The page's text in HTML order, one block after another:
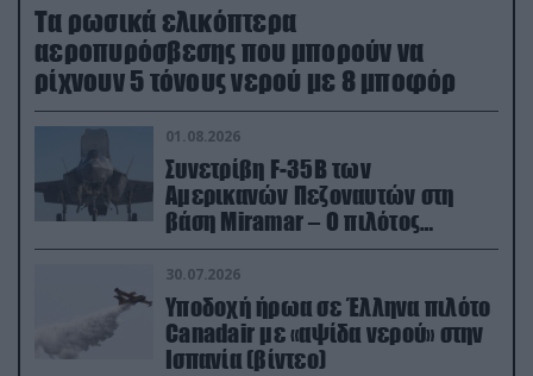
Τα ρωσικά ελικόπτερα
αεροπυρόσβεσης που μπορούν να
ρίχνουν 5 τόνους νερού με 8 μποφόρ
01.08.2026
Συνετρίβη F-35B των
Αμερικανών Πεζοναυτών στη
βάση Miramar – Ο πιλότος
εκτινάχθηκε εγκαίρως
30.07.2026
Υποδοχή ήρωα σε Έλληνα πιλότο
Canadair με «αψίδα νερού» στην
Ισπανία (βίντεο)